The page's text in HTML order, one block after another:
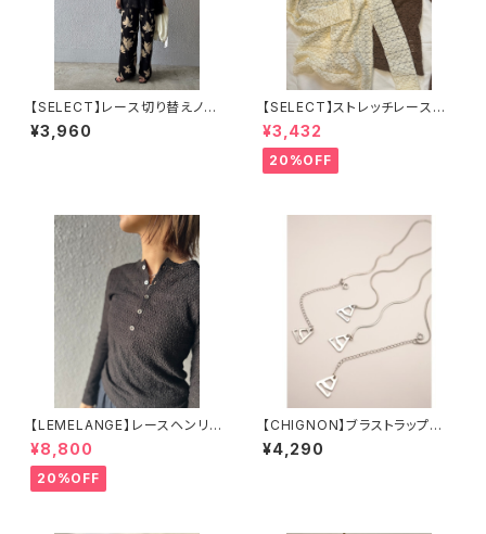
【SELECT】レース切り替えノー
スリーブカットソー
¥3,960
【SELECT】ストレッチレースプ
チハイネックPO 25-0685
¥3,432
20%OFF
【LEMELANGE】レースヘンリー
ネックTee 8611002
¥8,800
20%OFF
【CHIGNON】ブラストラップ 0
053-427SH／0053-428SH
¥4,290